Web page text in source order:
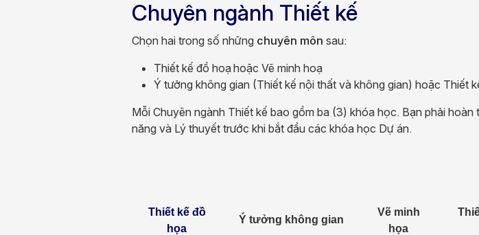
Chuyên ngành Thiết kế
Chọn hai trong số những chuyên môn sau:
Thiết kế đồ hoạ hoặc Vẽ minh hoạ
Ý tưởng không gian (Thiết kế nội thất và không gian) hoặc Thiết
Mỗi Chuyên ngành Thiết kế bao gồm ba (3) khóa học. Bạn phải
năng và Lý thuyết trước khi bắt đầu các khóa học Dự án.
Thiết kế đồ
họa
Ý tưởng không gian
Vẽ minh
họa